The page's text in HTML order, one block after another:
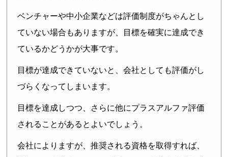
ベンチャーや中小企業などは評価制度がちゃんとし
ていない場合もありますが、目標を確実に達成でき
ているかどうかが大事です。
目標が達成できていないと、会社としても評価がし
づらくなってしまいます。
目標を達成しつつ、さらに他にプラスアルファ評価
されることがあるとよいでしょう。
会社によりますが、推奨される資格を取得すれば、